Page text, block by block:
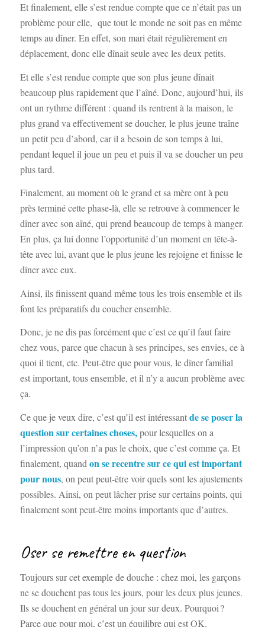
Et finalement, elle s’est rendue compte que ce n’était pas un
problème pour elle, que tout le monde ne soit pas en même
temps au dîner. En effet, son mari était régulièrement en
déplacement, donc elle dînait seule avec les deux petits.
Et elle s’est rendue compte que son plus jeune dînait
beaucoup plus rapidement que l’aîné. Donc, aujourd’hui, ils
ont un rythme différent : quand ils rentrent à la maison, le
plus grand va effectivement se doucher, le plus jeune traîne
un petit peu d’abord, car il a besoin de son temps à lui,
pendant lequel il joue un peu et puis il va se doucher un peu
plus tard.
Finalement, au moment où le grand et sa mère ont à peu
près terminé cette phase-là, elle se retrouve à commencer le
dîner avec son aîné, qui prend beaucoup de temps à manger.
En plus, ça lui donne l’opportunité d’un moment en tête-à-
tête avec lui, avant que le plus jeune les rejoigne et finisse le
dîner avec eux.
Ainsi, ils finissent quand même tous les trois ensemble et ils
font les préparatifs du coucher ensemble.
Donc, je ne dis pas forcément que c’est ce qu’il faut faire
chez vous, parce que chacun à ses principes, ses envies, ce à
quoi il tient, etc. Peut-être que pour vous, le dîner familial
est important, tous ensemble, et il n’y a aucun problème avec
ça.
Ce que je veux dire, c’est qu’il est intéressantde se poser la
question sur certaines choses,pour lesquelles on a
l’impression qu’on n’a pas le choix, que c’est comme ça. Et
finalement, quand on se recentre sur ce qui est important
pour nous, on peut peut-être voir quels sont les ajustements
possibles. Ainsi, on peut lâcher prise sur certains points, qui
finalement sont peut-être moins importants que d’autres.
Oser se remettre en question
Toujours sur cet exemple de douche : chez moi, les garçons
ne se douchent pas tous les jours, pour les deux plus jeunes.
Ils se douchent en général un jour sur deux. Pourquoi ?
Parce que pour moi, c’est un équilibre qui est OK.